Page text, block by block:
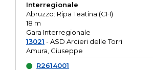
Interregionale
Abruzzo: Ripa Teatina (CH)
18 m
Gara Interregionale
13021 - ASD Arcieri delle Torri
Amura, Giuseppe
R2614001